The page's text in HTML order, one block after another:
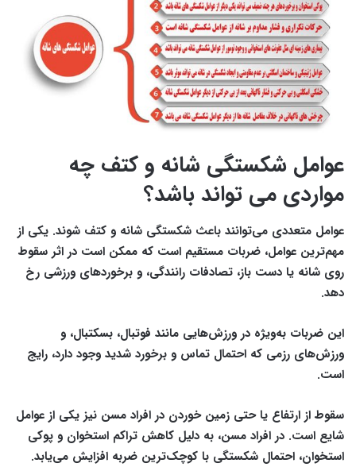
عوامل شکستگی شانه و کتف چه
مواردی می تواند باشد؟
عوامل متعددی می‌توانند باعث شکستگی شانه و کتف شوند. یکی از
مهم‌ترین عوامل، ضربات مستقیم است که ممکن است در اثر سقوط
روی شانه یا دست باز، تصادفات رانندگی، و برخوردهای ورزشی رخ
دهد.
این ضربات به‌ویژه در ورزش‌هایی مانند فوتبال، بسکتبال، و
ورزش‌های رزمی که احتمال تماس و برخورد شدید وجود دارد، رایج
است.
سقوط از ارتفاع یا حتی زمین خوردن در افراد مسن نیز یکی از عوامل
شایع است. در افراد مسن، به دلیل کاهش تراکم استخوان و پوکی
استخوان، احتمال شکستگی با کوچک‌ترین ضربه افزایش می‌یابد.